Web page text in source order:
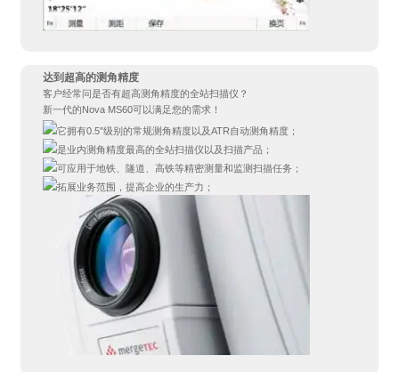
达到超高的测角精度
客户经常问是否有超高测角精度的全站扫描仪？
新一代的Nova MS60可以满足您的需求！
它拥有0.5″级别的常规测角精度以及ATR自动测角精度；
是业内测角精度最高的全站扫描仪以及扫描产品；
可应用于地铁、隧道、高铁等精密测量和监测扫描任务；
拓展业务范围，提高企业的生产力；